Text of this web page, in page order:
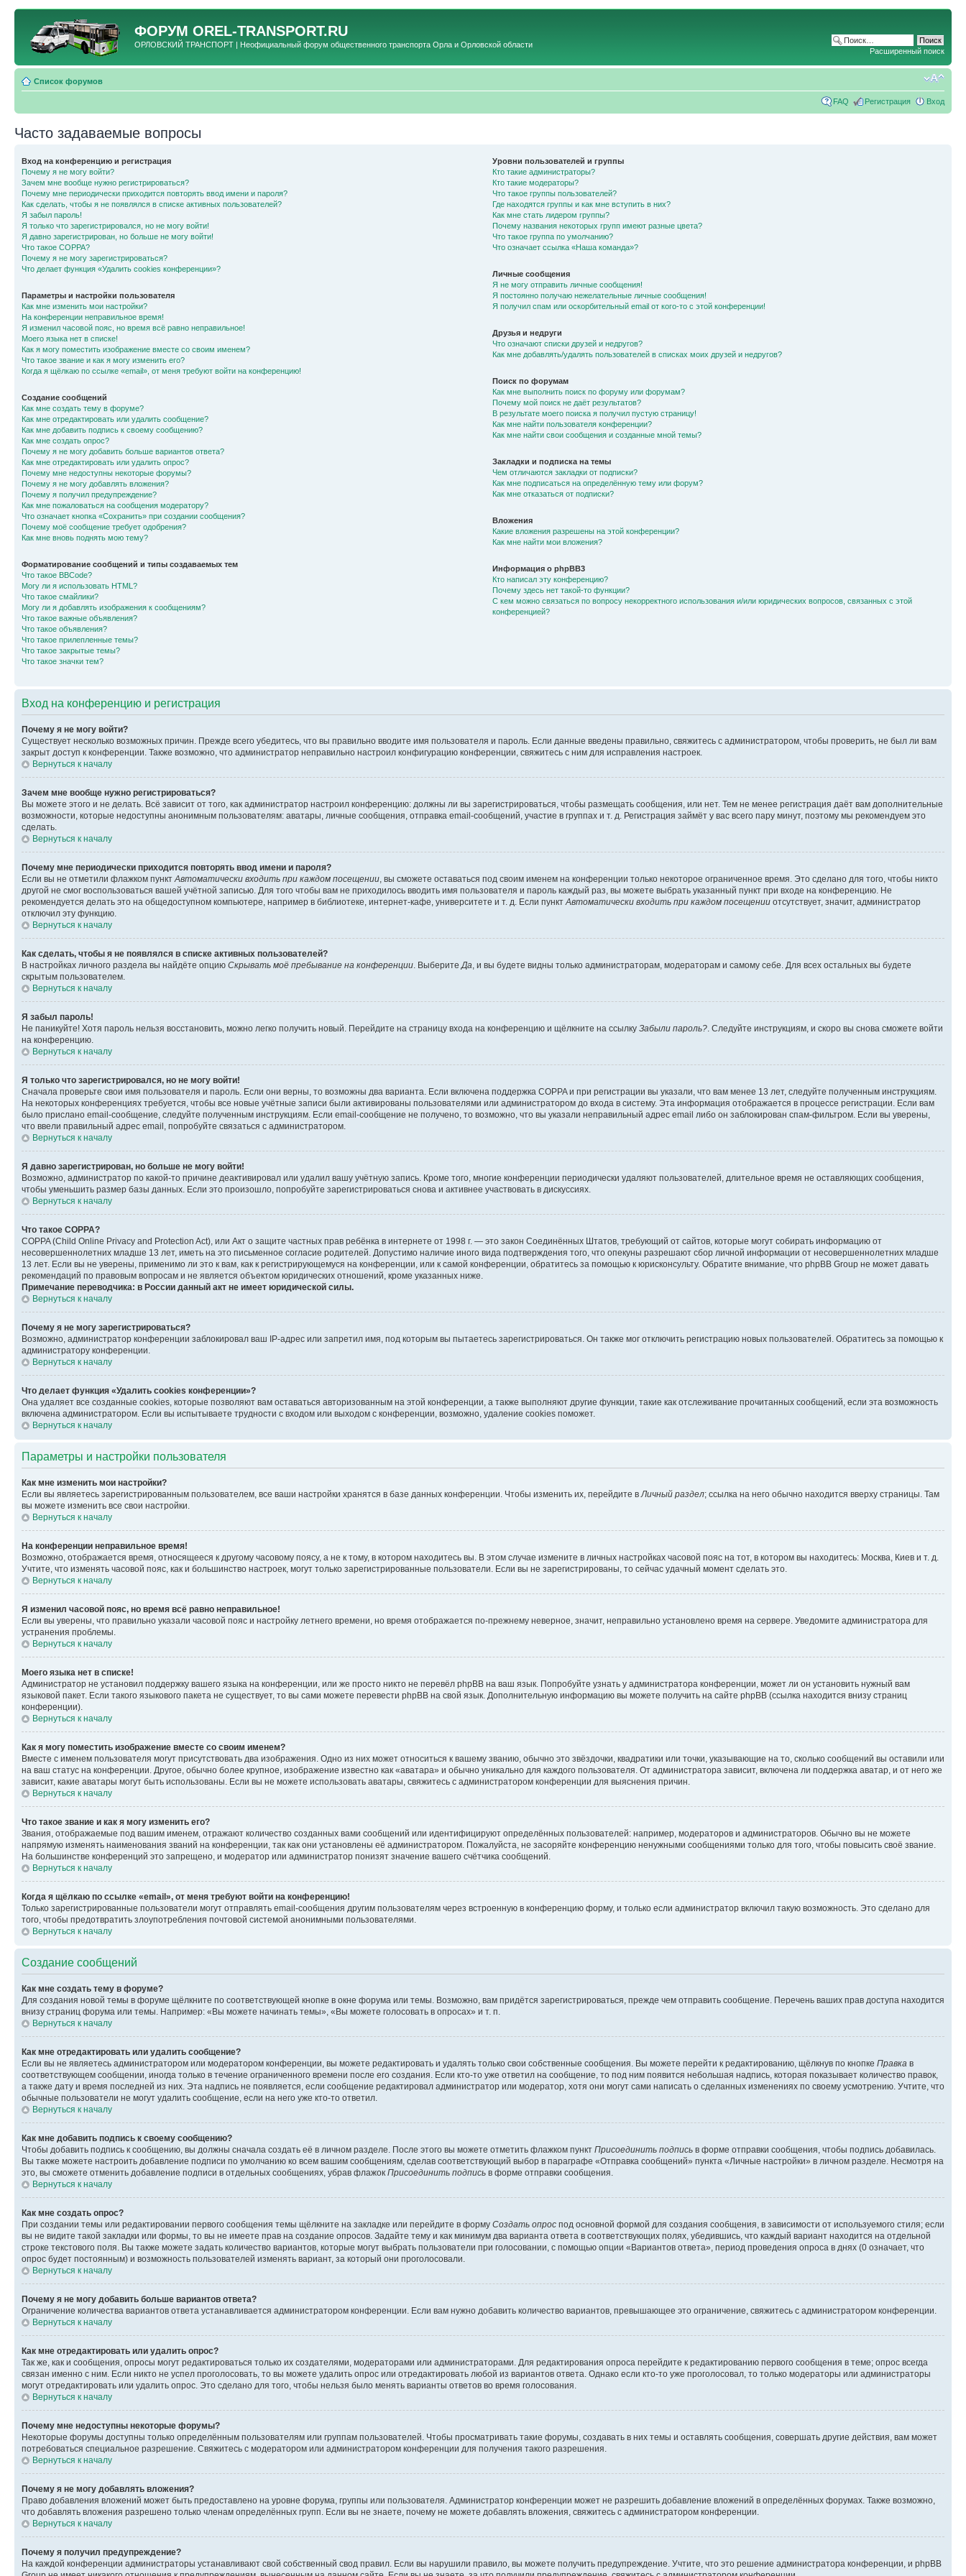
ФОРУМ OREL-TRANSPORT.RU
ОРЛОВСКИЙ ТРАНСПОРТ | Неофициальный форум общественного транспорта Орла и Орловской области
Расширенный поиск
Список форумов
FAQ Регистрация Вход
Часто задаваемые вопросы
Вход на конференцию и регистрация
Почему я не могу войти?
Зачем мне вообще нужно регистрироваться?
Почему мне периодически приходится повторять ввод имени и пароля?
Как сделать, чтобы я не появлялся в списке активных пользователей?
Я забыл пароль!
Я только что зарегистрировался, но не могу войти!
Я давно зарегистрирован, но больше не могу войти!
Что такое COPPA?
Почему я не могу зарегистрироваться?
Что делает функция «Удалить cookies конференции»?
Параметры и настройки пользователя
Как мне изменить мои настройки?
На конференции неправильное время!
Я изменил часовой пояс, но время всё равно неправильное!
Моего языка нет в списке!
Как я могу поместить изображение вместе со своим именем?
Что такое звание и как я могу изменить его?
Когда я щёлкаю по ссылке «email», от меня требуют войти на конференцию!
Создание сообщений
Как мне создать тему в форуме?
Как мне отредактировать или удалить сообщение?
Как мне добавить подпись к своему сообщению?
Как мне создать опрос?
Почему я не могу добавить больше вариантов ответа?
Как мне отредактировать или удалить опрос?
Почему мне недоступны некоторые форумы?
Почему я не могу добавлять вложения?
Почему я получил предупреждение?
Как мне пожаловаться на сообщения модератору?
Что означает кнопка «Сохранить» при создании сообщения?
Почему моё сообщение требует одобрения?
Как мне вновь поднять мою тему?
Форматирование сообщений и типы создаваемых тем
Что такое BBCode?
Могу ли я использовать HTML?
Что такое смайлики?
Могу ли я добавлять изображения к сообщениям?
Что такое важные объявления?
Что такое объявления?
Что такое прилепленные темы?
Что такое закрытые темы?
Что такое значки тем?
Уровни пользователей и группы
Кто такие администраторы?
Кто такие модераторы?
Что такое группы пользователей?
Где находятся группы и как мне вступить в них?
Как мне стать лидером группы?
Почему названия некоторых групп имеют разные цвета?
Что такое группа по умолчанию?
Что означает ссылка «Наша команда»?
Личные сообщения
Я не могу отправить личные сообщения!
Я постоянно получаю нежелательные личные сообщения!
Я получил спам или оскорбительный email от кого-то с этой конференции!
Друзья и недруги
Что означают списки друзей и недругов?
Как мне добавлять/удалять пользователей в списках моих друзей и недругов?
Поиск по форумам
Как мне выполнить поиск по форуму или форумам?
Почему мой поиск не даёт результатов?
В результате моего поиска я получил пустую страницу!
Как мне найти пользователя конференции?
Как мне найти свои сообщения и созданные мной темы?
Закладки и подписка на темы
Чем отличаются закладки от подписки?
Как мне подписаться на определённую тему или форум?
Как мне отказаться от подписки?
Вложения
Какие вложения разрешены на этой конференции?
Как мне найти мои вложения?
Информация о phpBB3
Кто написал эту конференцию?
Почему здесь нет такой-то функции?
С кем можно связаться по вопросу некорректного использования и/или юридических вопросов, связанных с этой
конференцией?
Вход на конференцию и регистрация
Почему я не могу войти?
Существует несколько возможных причин. Прежде всего убедитесь, что вы правильно вводите имя пользователя и пароль. Если данные введены правильно, свяжитесь с администратором, чтобы проверить, не был ли вам
закрыт доступ к конференции. Также возможно, что администратор неправильно настроил конфигурацию конференции, свяжитесь с ним для исправления настроек.
Вернуться к началу
Зачем мне вообще нужно регистрироваться?
Вы можете этого и не делать. Всё зависит от того, как администратор настроил конференцию: должны ли вы зарегистрироваться, чтобы размещать сообщения, или нет. Тем не менее регистрация даёт вам дополнительные
возможности, которые недоступны анонимным пользователям: аватары, личные сообщения, отправка email-сообщений, участие в группах и т. д. Регистрация займёт у вас всего пару минут, поэтому мы рекомендуем это
сделать.
Вернуться к началу
Почему мне периодически приходится повторять ввод имени и пароля?
Если вы не отметили флажком пункт Автоматически входить при каждом посещении , вы сможете оставаться под своим именем на конференции только некоторое ограниченное время. Это сделано для того, чтобы никто
другой не смог воспользоваться вашей учётной записью. Для того чтобы вам не приходилось вводить имя пользователя и пароль каждый раз, вы можете выбрать указанный пункт при входе на конференцию. Не
рекомендуется делать это на общедоступном компьютере, например в библиотеке, интернет-кафе, университете и т. д. Если пункт Автоматически входить при каждом посещении отсутствует, значит, администратор
отключил эту функцию.
Вернуться к началу
Как сделать, чтобы я не появлялся в списке активных пользователей?
В настройках личного раздела вы найдёте опцию Скрывать моё пребывание на конференции . Выберите Да , и вы будете видны только администраторам, модераторам и самому себе. Для всех остальных вы будете
скрытым пользователем.
Вернуться к началу
Я забыл пароль!
Не паникуйте! Хотя пароль нельзя восстановить, можно легко получить новый. Перейдите на страницу входа на конференцию и щёлкните на ссылку Забыли пароль? . Следуйте инструкциям, и скоро вы снова сможете войти
на конференцию.
Вернуться к началу
Я только что зарегистрировался, но не могу войти!
Сначала проверьте свои имя пользователя и пароль. Если они верны, то возможны два варианта. Если включена поддержка COPPA и при регистрации вы указали, что вам менее 13 лет, следуйте полученным инструкциям.
На некоторых конференциях требуется, чтобы все новые учётные записи были активированы пользователями или администратором до входа в систему. Эта информация отображается в процессе регистрации. Если вам
было прислано email-сообщение, следуйте полученным инструкциям. Если email-сообщение не получено, то возможно, что вы указали неправильный адрес email либо он заблокирован спам-фильтром. Если вы уверены,
что ввели правильный адрес email, попробуйте связаться с администратором.
Вернуться к началу
Я давно зарегистрирован, но больше не могу войти!
Возможно, администратор по какой-то причине деактивировал или удалил вашу учётную запись. Кроме того, многие конференции периодически удаляют пользователей, длительное время не оставляющих сообщения,
чтобы уменьшить размер базы данных. Если это произошло, попробуйте зарегистрироваться снова и активнее участвовать в дискуссиях.
Вернуться к началу
Что такое COPPA?
COPPA (Child Online Privacy and Protection Act), или Акт о защите частных прав ребёнка в интернете от 1998 г. — это закон Соединённых Штатов, требующий от сайтов, которые могут собирать информацию от
несовершеннолетних младше 13 лет, иметь на это письменное согласие родителей. Допустимо наличие иного вида подтверждения того, что опекуны разрешают сбор личной информации от несовершеннолетних младше
13 лет. Если вы не уверены, применимо ли это к вам, как к регистрирующемуся на конференции, или к самой конференции, обратитесь за помощью к юрисконсульту. Обратите внимание, что phpBB Group не может давать
рекомендаций по правовым вопросам и не является объектом юридических отношений, кроме указанных ниже.
Примечание переводчика: в России данный акт не имеет юридической силы.
Вернуться к началу
Почему я не могу зарегистрироваться?
Возможно, администратор конференции заблокировал ваш IP-адрес или запретил имя, под которым вы пытаетесь зарегистрироваться. Он также мог отключить регистрацию новых пользователей. Обратитесь за помощью к
администратору конференции.
Вернуться к началу
Что делает функция «Удалить cookies конференции»?
Она удаляет все созданные cookies, которые позволяют вам оставаться авторизованным на этой конференции, а также выполняют другие функции, такие как отслеживание прочитанных сообщений, если эта возможность
включена администратором. Если вы испытываете трудности с входом или выходом с конференции, возможно, удаление cookies поможет.
Вернуться к началу
Параметры и настройки пользователя
Как мне изменить мои настройки?
Если вы являетесь зарегистрированным пользователем, все ваши настройки хранятся в базе данных конференции. Чтобы изменить их, перейдите в Личный раздел; ссылка на него обычно находится вверху страницы. Там
вы можете изменить все свои настройки.
Вернуться к началу
На конференции неправильное время!
Возможно, отображается время, относящееся к другому часовому поясу, а не к тому, в котором находитесь вы. В этом случае измените в личных настройках часовой пояс на тот, в котором вы находитесь: Москва, Киев и т. д.
Учтите, что изменять часовой пояс, как и большинство настроек, могут только зарегистрированные пользователи. Если вы не зарегистрированы, то сейчас удачный момент сделать это.
Вернуться к началу
Я изменил часовой пояс, но время всё равно неправильное!
Если вы уверены, что правильно указали часовой пояс и настройку летнего времени, но время отображается по-прежнему неверное, значит, неправильно установлено время на сервере. Уведомите администратора для
устранения проблемы.
Вернуться к началу
Моего языка нет в списке!
Администратор не установил поддержку вашего языка на конференции, или же просто никто не перевёл phpBB на ваш язык. Попробуйте узнать у администратора конференции, может ли он установить нужный вам
языковой пакет. Если такого языкового пакета не существует, то вы сами можете перевести phpBB на свой язык. Дополнительную информацию вы можете получить на сайте phpBB (ссылка находится внизу страниц
конференции).
Вернуться к началу
Как я могу поместить изображение вместе со своим именем?
Вместе с именем пользователя могут присутствовать два изображения. Одно из них может относиться к вашему званию, обычно это звёздочки, квадратики или точки, указывающие на то, сколько сообщений вы оставили или
на ваш статус на конференции. Другое, обычно более крупное, изображение известно как «аватара» и обычно уникально для каждого пользователя. От администратора зависит, включена ли поддержка аватар, и от него же
зависит, какие аватары могут быть использованы. Если вы не можете использовать аватары, свяжитесь с администратором конференции для выяснения причин.
Вернуться к началу
Что такое звание и как я могу изменить его?
Звания, отображаемые под вашим именем, отражают количество созданных вами сообщений или идентифицируют определённых пользователей: например, модераторов и администраторов. Обычно вы не можете
напрямую изменять наименования званий на конференции, так как они установлены её администратором. Пожалуйста, не засоряйте конференцию ненужными сообщениями только для того, чтобы повысить своё звание.
На большинстве конференций это запрещено, и модератор или администратор понизят значение вашего счётчика сообщений.
Вернуться к началу
Когда я щёлкаю по ссылке «email», от меня требуют войти на конференцию!
Только зарегистрированные пользователи могут отправлять email-сообщения другим пользователям через встроенную в конференцию форму, и только если администратор включил такую возможность. Это сделано для
того, чтобы предотвратить злоупотребления почтовой системой анонимными пользователями.
Вернуться к началу
Создание сообщений
Как мне создать тему в форуме?
Для создания новой темы в форуме щёлкните по соответствующей кнопке в окне форума или темы. Возможно, вам придётся зарегистрироваться, прежде чем отправить сообщение. Перечень ваших прав доступа находится
внизу страниц форума или темы. Например: «Вы можете начинать темы», «Вы можете голосовать в опросах» и т. п.
Вернуться к началу
Как мне отредактировать или удалить сообщение?
Если вы не являетесь администратором или модератором конференции, вы можете редактировать и удалять только свои собственные сообщения. Вы можете перейти к редактированию, щёлкнув по кнопке Правка в
соответствующем сообщении, иногда только в течение ограниченного времени после его создания. Если кто-то уже ответил на сообщение, то под ним появится небольшая надпись, которая показывает количество правок,
а также дату и время последней из них. Эта надпись не появляется, если сообщение редактировал администратор или модератор, хотя они могут сами написать о сделанных изменениях по своему усмотрению. Учтите, что
обычные пользователи не могут удалить сообщение, если на него уже кто-то ответил.
Вернуться к началу
Как мне добавить подпись к своему сообщению?
Чтобы добавить подпись к сообщению, вы должны сначала создать её в личном разделе. После этого вы можете отметить флажком пункт Присоединить подпись в форме отправки сообщения, чтобы подпись добавилась.
Вы также можете настроить добавление подписи по умолчанию ко всем вашим сообщениям, сделав соответствующий выбор в параграфе «Отправка сообщений» пункта «Личные настройки» в личном разделе. Несмотря на
это, вы сможете отменить добавление подписи в отдельных сообщениях, убрав флажок Присоединить подпись в форме отправки сообщения.
Вернуться к началу
Как мне создать опрос?
При создании темы или редактировании первого сообщения темы щёлкните на закладке или перейдите в форму Создать опрос под основной формой для создания сообщения, в зависимости от используемого стиля; если
вы не видите такой закладки или формы, то вы не имеете прав на создание опросов. Задайте тему и как минимум два варианта ответа в соответствующих полях, убедившись, что каждый вариант находится на отдельной
строке текстового поля. Вы также можете задать количество вариантов, которые могут выбрать пользователи при голосовании, с помощью опции «Вариантов ответа», период проведения опроса в днях (0 означает, что
опрос будет постоянным) и возможность пользователей изменять вариант, за который они проголосовали.
Вернуться к началу
Почему я не могу добавить больше вариантов ответа?
Ограничение количества вариантов ответа устанавливается администратором конференции. Если вам нужно добавить количество вариантов, превышающее это ограничение, свяжитесь с администратором конференции.
Вернуться к началу
Как мне отредактировать или удалить опрос?
Так же, как и сообщения, опросы могут редактироваться только их создателями, модераторами или администраторами. Для редактирования опроса перейдите к редактированию первого сообщения в теме; опрос всегда
связан именно с ним. Если никто не успел проголосовать, то вы можете удалить опрос или отредактировать любой из вариантов ответа. Однако если кто-то уже проголосовал, то только модераторы или администраторы
могут отредактировать или удалить опрос. Это сделано для того, чтобы нельзя было менять варианты ответов во время голосования.
Вернуться к началу
Почему мне недоступны некоторые форумы?
Некоторые форумы доступны только определённым пользователям или группам пользователей. Чтобы просматривать такие форумы, создавать в них темы и оставлять сообщения, совершать другие действия, вам может
потребоваться специальное разрешение. Свяжитесь с модератором или администратором конференции для получения такого разрешения.
Вернуться к началу
Почему я не могу добавлять вложения?
Право добавления вложений может быть предоставлено на уровне форума, группы или пользователя. Администратор конференции может не разрешить добавление вложений в определённых форумах. Также возможно,
что добавлять вложения разрешено только членам определённых групп. Если вы не знаете, почему не можете добавлять вложения, свяжитесь с администратором конференции.
Вернуться к началу
Почему я получил предупреждение?
На каждой конференции администраторы устанавливают свой собственный свод правил. Если вы нарушили правило, вы можете получить предупреждение. Учтите, что это решение администратора конференции, и phpBB